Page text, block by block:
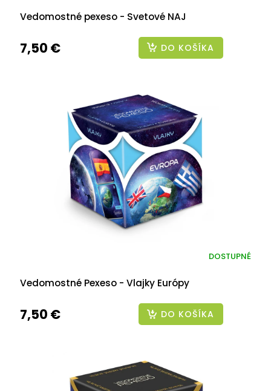
Vedomostné pexeso - Svetové NAJ
7,50 € DO KOŠÍKA
Vedomostné Pexeso - Vlajky Európy
DOSTUPNÉ
7,50 € DO KOŠÍKA